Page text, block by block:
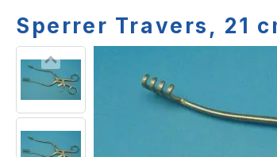
Sperrer Travers, 21
Zum
Ende
der
Bildgalerie
springen
Zum
Anfang
der
Bildgalerie
springen